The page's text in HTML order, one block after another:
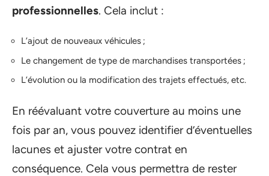
professionnelles. Cela inclut :
L’ajout de nouveaux véhicules ;
Le changement de type de marchandises transportées ;
L’évolution ou la modification des trajets effectués, etc.
En réévaluant votre couverture au moins une
fois par an, vous pouvez identifier d’éventuelles
lacunes et ajuster votre contrat en
conséquence. Cela vous permettra de rester